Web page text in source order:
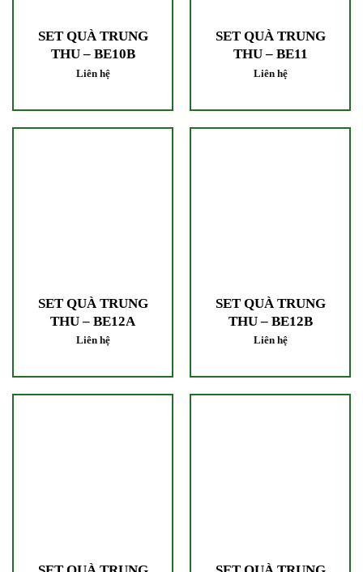
SET QUÀ TRUNG
THU – BE10B
Liên hệ
SET QUÀ TRUNG
THU – BE11
Liên hệ
SET QUÀ TRUNG
THU – BE12A
Liên hệ
SET QUÀ TRUNG
THU – BE12B
Liên hệ